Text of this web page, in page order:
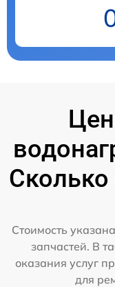
Сколько
Стоимость
запчастей. В
оказания услуг
для